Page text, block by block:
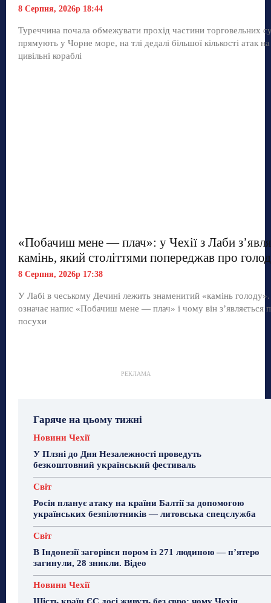
8 Серпня, 2026р 18:44
Туреччина почала обмежувати прохід частини торговельних
прямують у Чорне море, на тлі дедалі більшої кількості атак на
цивільні кораблі
«Побачиш мене — плач»: у Чехії з Лаби
камінь, який століттями попереджав про голод
8 Серпня, 2026р 17:38
У Лабі в чеському Дечині лежить знаменитий «камінь
означає напис «Побачиш мене — плач» і чому він з’являється
посухи
РЕКЛАМА
Гаряче на цьому тижні
Новини Чехії
У Плзні до Дня Незалежності проведуть
безкоштовний український фестиваль
Світ
Росія планує атаку на країни Балтії за допомогою
українських безпілотників — литовська спецслужба
Світ
В Індонезії загорівся пором із 271 людиною — п’ятеро
загинули, 28 зникли. Відео
Новини Чехії
Шість країн ЄС досі живуть без євро: чому Чехія